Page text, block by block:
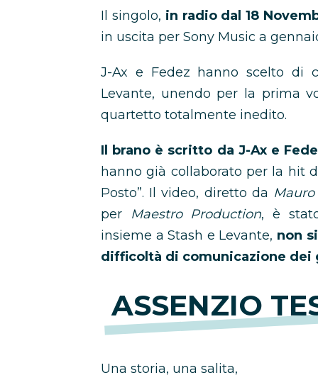
Il singolo, in radio dal 18
in uscita per Sony Music a
J-Ax e Fedez hanno scelto di
Levante, unendo per la prima
quartetto totalmente inedito.
Il brano è scritto da J-Ax e
hanno già collaborato per la hit
Posto”. Il video, diretto da Mauro
per
Maestro Production, è
insieme a Stash e Levante, non
difficoltà di comunicazione dei
ASSENZIO
Una storia, una salita,